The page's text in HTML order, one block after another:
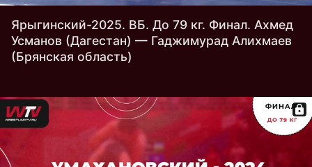
Ярыгинский-2025. ВБ. До 79 кг. Финал. Ахмед
Усманов (Дагестан) — Гаджимурад Алихмаев
(Брянская область)